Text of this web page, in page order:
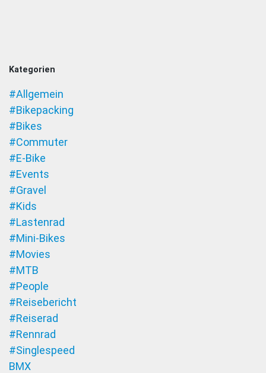
Kategorien
#Allgemein
#Bikepacking
#Bikes
#Commuter
#E-Bike
#Events
#Gravel
#Kids
#Lastenrad
#Mini-Bikes
#Movies
#MTB
#People
#Reisebericht
#Reiserad
#Rennrad
#Singlespeed
BMX